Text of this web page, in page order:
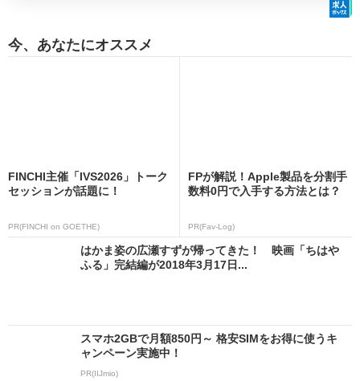
今、あなたにオススメ
FINCHI主催「IVS2026」トーク
セッションが話題に！
PR(FINCHI on GOETHE)
FPが解説！Apple製品を分割手
数料0円で入手する方法とは？
PR(Fav-Log)
はかま姿の広瀬すずが帰ってきた！ 映画「ちはや
ふる」完結編が2018年3月17日...
スマホ2GBで月額850円～ 格安SIMをお得に使うキ
ャンペーン実施中！
PR(IIJmio)